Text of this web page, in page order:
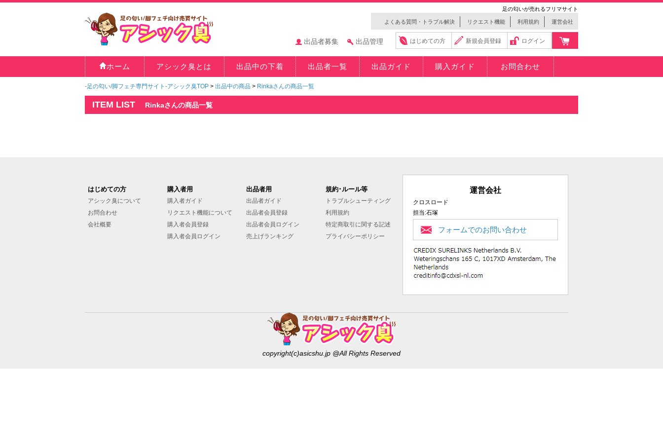
足の匂いが売れるフリマサイト
よくある質問・トラブル解決 リクエスト機能 利用規約 運営会社
出品者募集 出品管理 はじめての方 新規会員登録 ログイン
ホーム アシック臭とは 出品中の下着 出品者一覧 出品ガイド 購入ガイド お問合わせ
-足の匂い/脚フェチ専門サイト-アシック臭TOP > 出品中の商品 > Rinkaさんの商品一覧
ITEM LIST Rinkaさんの商品一覧
はじめての方
アシック臭について
お問合わせ
会社概要
購入者用
購入者ガイド
リクエスト機能について
購入者会員登録
購入者会員ログイン
出品者用
出品者ガイド
出品者会員登録
出品者会員ログイン
売上げランキング
規約･ルール等
トラブルシューティング
利用規約
特定商取引に関する記述
プライバシーポリシー
運営会社
クロスロード
担当:石塚
フォームでのお問い合わせ
copyright(c)asicshu.jp @All Rights Reserved